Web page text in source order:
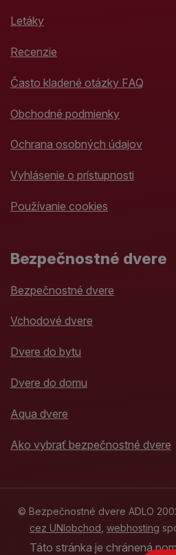
Letáky
Recenzie
Často kladené otázky FAQ
Obchodné podmienky
Ochrana osobných údajov
Vyhlásenie o prístupnosti
Používanie cookies
Bezpečnostné dvere
Bezpečnostné dvere
Vchodové dvere
Dvere do bytu
Dvere do domu
Aqua dvere
Ako vybrať bezpečnostné dvere
© Bezpečnostné dvere ADLO
cez UNIobchod, webhosting
Táto stránka je chránená